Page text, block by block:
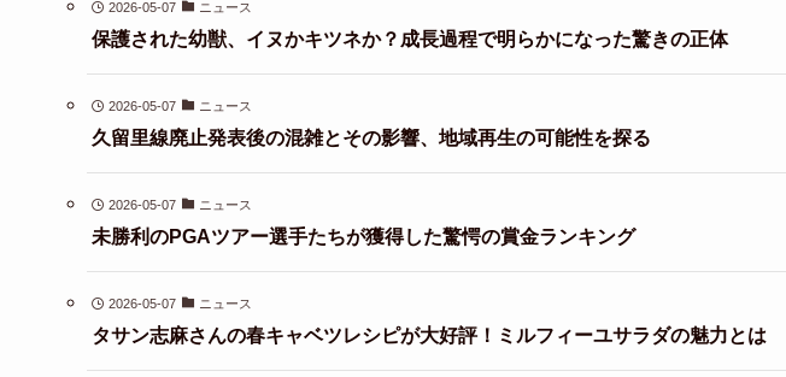
2026-05-07 ニュース
保護された幼獣、イヌかキツネか？成長過程で明らかになった驚きの正体
2026-05-07 ニュース
久留里線廃止発表後の混雑とその影響、地域再生の可能性を探る
2026-05-07 ニュース
未勝利のPGAツアー選手たちが獲得した驚愕の賞金ランキング
2026-05-07 ニュース
タサン志麻さんの春キャベツレシピが大好評！ミルフィーユサラダの魅力とは